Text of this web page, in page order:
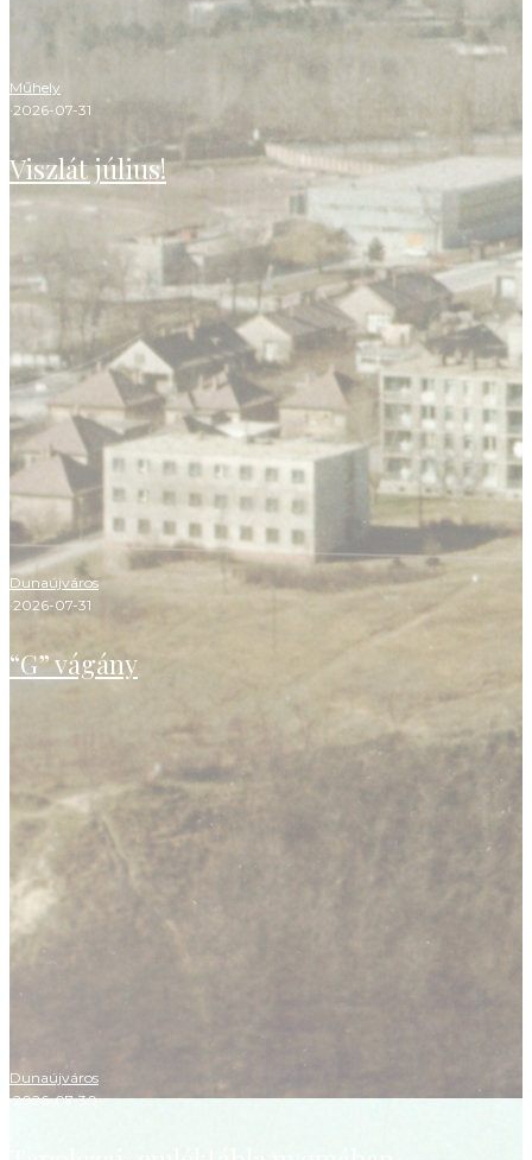
Műhely
·2026-07-31
Viszlát július!
Dunaújváros
·2026-07-31
“G” vágány
Dunaújváros
·2026-07-30